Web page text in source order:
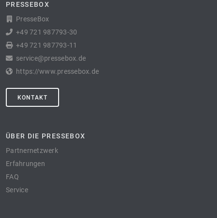
PRESSEBOX
PresseBox
+49 721 987793-30
+49 721 987793-11
service@pressebox.de
https://www.pressebox.de
KONTAKT
ÜBER DIE PRESSEBOX
Partnernetzwerk
Erfahrungen
FAQ
Service